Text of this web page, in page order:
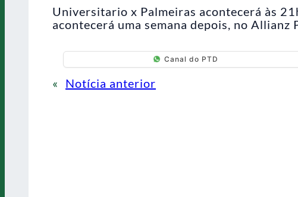
Universitario x Palmeiras acontecerá às
acontecerá uma semana depois, no Allianz
Canal do PTD
« Notícia anterior